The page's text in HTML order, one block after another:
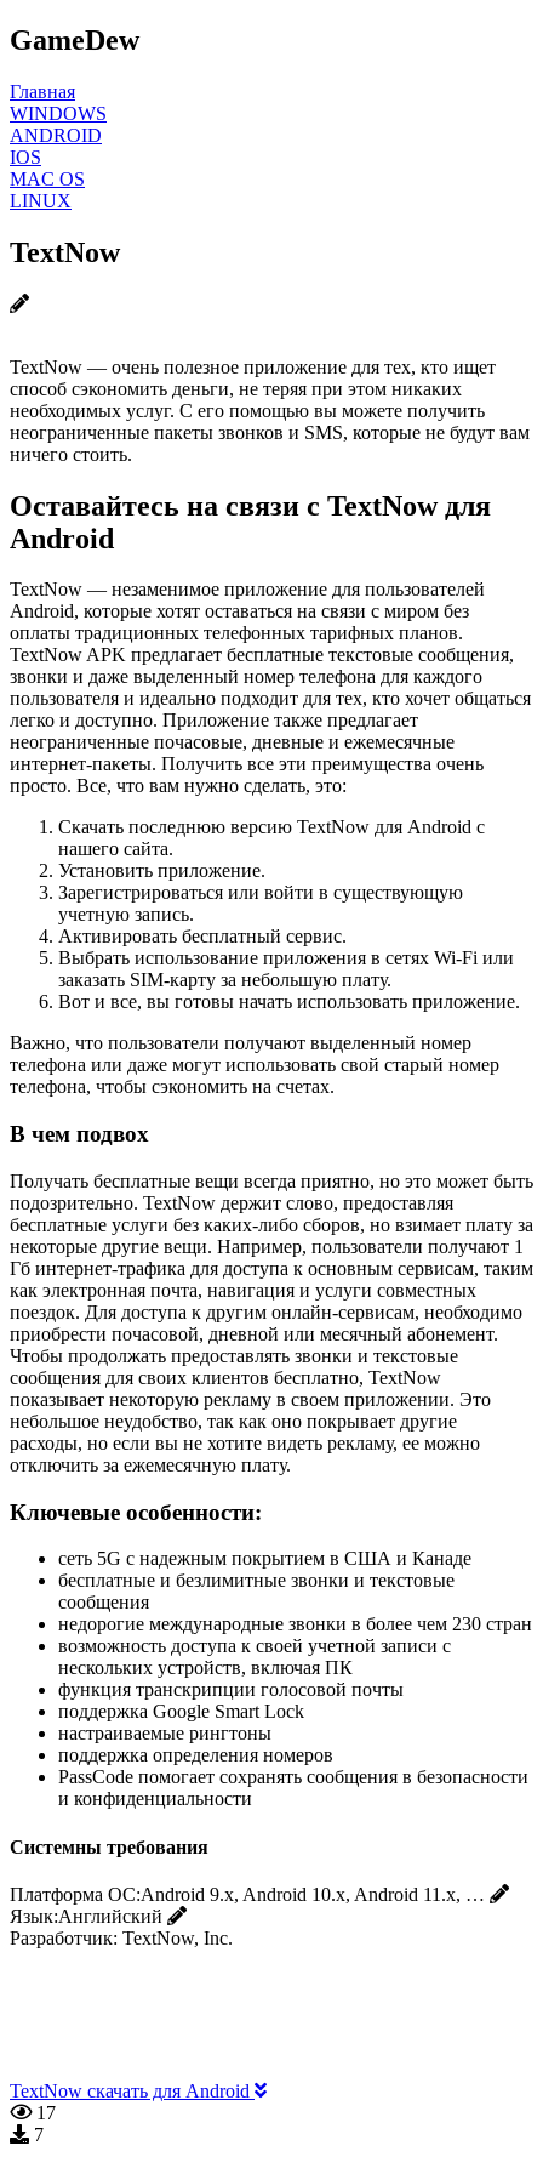
GameDew
Главная
WINDOWS
ANDROID
IOS
MAC OS
LINUX
TextNow
TextNow — очень полезное приложение для тех, кто ищет
способ сэкономить деньги, не теряя при этом никаких
необходимых услуг. С его помощью вы можете получить
неограниченные пакеты звонков и SMS, которые не будут вам
ничего стоить.
Оставайтесь на связи с TextNow для
Android
TextNow — незаменимое приложение для пользователей
Android, которые хотят оставаться на связи с миром без
оплаты традиционных телефонных тарифных планов.
TextNow APK предлагает бесплатные текстовые сообщения,
звонки и даже выделенный номер телефона для каждого
пользователя и идеально подходит для тех, кто хочет общаться
легко и доступно. Приложение также предлагает
неограниченные почасовые, дневные и ежемесячные
интернет-пакеты. Получить все эти преимущества очень
просто. Все, что вам нужно сделать, это:
Скачать последнюю версию TextNow для Android с
нашего сайта.
Установить приложение.
Зарегистрироваться или войти в существующую
учетную запись.
Активировать бесплатный сервис.
Выбрать использование приложения в сетях Wi-Fi или
заказать SIM-карту за небольшую плату.
Вот и все, вы готовы начать использовать приложение.
Важно, что пользователи получают выделенный номер
телефона или даже могут использовать свой старый номер
телефона, чтобы сэкономить на счетах.
В чем подвох
Получать бесплатные вещи всегда приятно, но это может быть
подозрительно. TextNow держит слово, предоставляя
бесплатные услуги без каких-либо сборов, но взимает плату за
некоторые другие вещи. Например, пользователи получают 1
Гб интернет-трафика для доступа к основным сервисам, таким
как электронная почта, навигация и услуги совместных
поездок. Для доступа к другим онлайн-сервисам, необходимо
приобрести почасовой, дневной или месячный абонемент.
Чтобы продолжать предоставлять звонки и текстовые
сообщения для своих клиентов бесплатно, TextNow
показывает некоторую рекламу в своем приложении. Это
небольшое неудобство, так как оно покрывает другие
расходы, но если вы не хотите видеть рекламу, ее можно
отключить за ежемесячную плату.
Ключевые особенности:
сеть 5G с надежным покрытием в США и Канаде
бесплатные и безлимитные звонки и текстовые
сообщения
недорогие международные звонки в более чем 230 стран
возможность доступа к своей учетной записи с
нескольких устройств, включая ПК
функция транскрипции голосовой почты
поддержка Google Smart Lock
настраиваемые рингтоны
поддержка определения номеров
PassCode помогает сохранять сообщения в безопасности
и конфиденциальности
Системны требования
Платформа ОС:Android 9.x, Android 10.x, Android 11.x, …
Язык:Английский
Разработчик: TextNow, Inc.
TextNow скачать для Android
17
7